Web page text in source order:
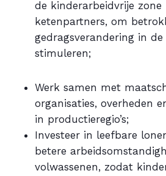
de kinderarbeidvrije
ketenpartners, om
gedragsverandering in
stimuleren;
Werk samen met
organisaties, overheden
in productieregio’s;
Investeer in leefbare
betere
volwassenen, zodat